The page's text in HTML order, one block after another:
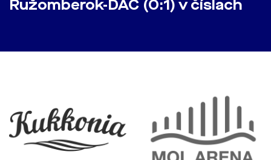
Ružomberok-DAC (0:1) v číslach